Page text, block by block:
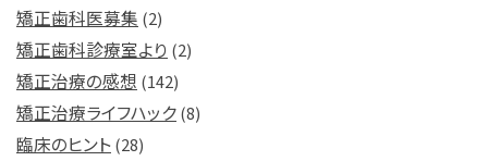
矯正歯科医募集 (2)
矯正歯科診療室より (2)
矯正治療の感想 (142)
矯正治療ライフハック(8)
臨床のヒント(28)